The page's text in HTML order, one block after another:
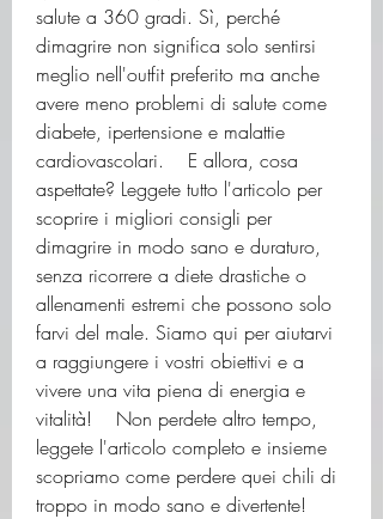
salute a 360 gradi. Sì, perché
dimagrire non significa solo sentirsi
meglio nell'outfit preferito ma anche
avere meno problemi di salute come
diabete, ipertensione e malattie
cardiovascolari.    E allora, cosa
aspettate? Leggete tutto l'articolo per
scoprire i migliori consigli per
dimagrire in modo sano e duraturo,
senza ricorrere a diete drastiche o
allenamenti estremi che possono solo
farvi del male. Siamo qui per aiutarvi
a raggiungere i vostri obiettivi e a
vivere una vita piena di energia e
vitalità!    Non perdete altro tempo,
leggete l'articolo completo e insieme
scopriamo come perdere quei chili di
troppo in modo sano e divertente!